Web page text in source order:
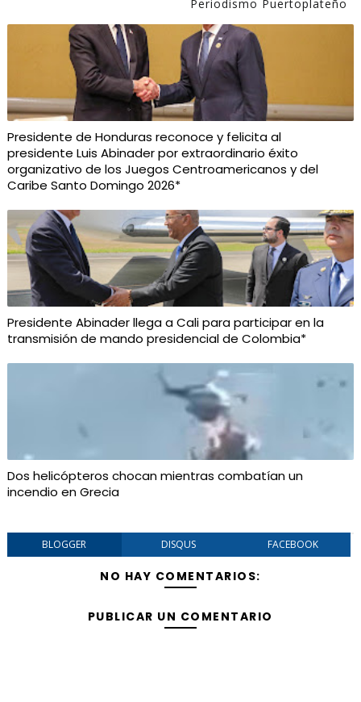
Periodismo Puertoplateño
Presidente de Honduras reconoce y felicita al
presidente Luis Abinader por extraordinario éxito
organizativo de los Juegos Centroamericanos y del
Caribe Santo Domingo 2026*
Presidente Abinader llega a Cali para participar en la
transmisión de mando presidencial de Colombia*
Dos helicópteros chocan mientras combatían un
incendio en Grecia
BLOGGER DISQUS FACEBOOK
NO HAY COMENTARIOS:
PUBLICAR UN COMENTARIO